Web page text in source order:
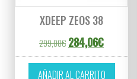
XDEEP ZEOS 38
299,00€ El precio original
284,06€El
AÑADIR AL CARRITO